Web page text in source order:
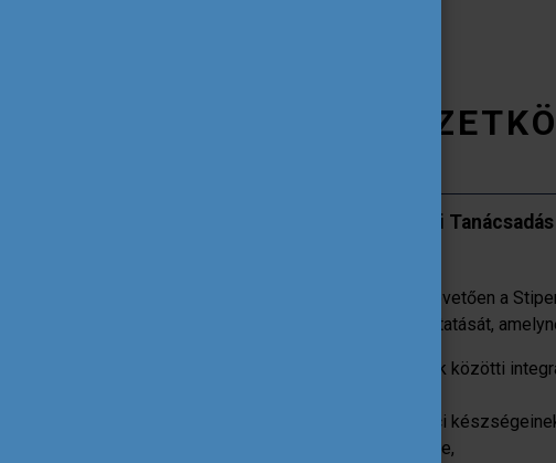
SH LICENC
I. - SH Licenc Nemzetköziesítési Tanácsadás
lezárását követően a
a nemzetköziesítési tanácsadás folytatását,
A hazai és nemzetközi hallgatók közötti
Az ösztöndíjasok munkaerőpiaci
Az Alumni Hálózat megerősítése,